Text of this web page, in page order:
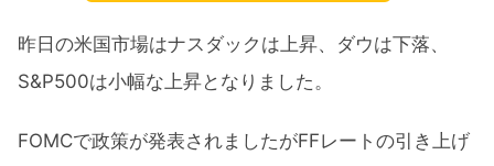
昨日の米国市場はナスダックは上昇、ダウは下落、
S&P500は小幅な上昇となりました。
FOMCで政策が発表されましたがFFレートの引き上げ